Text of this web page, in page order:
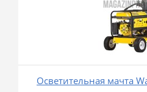
Осветительная мачта